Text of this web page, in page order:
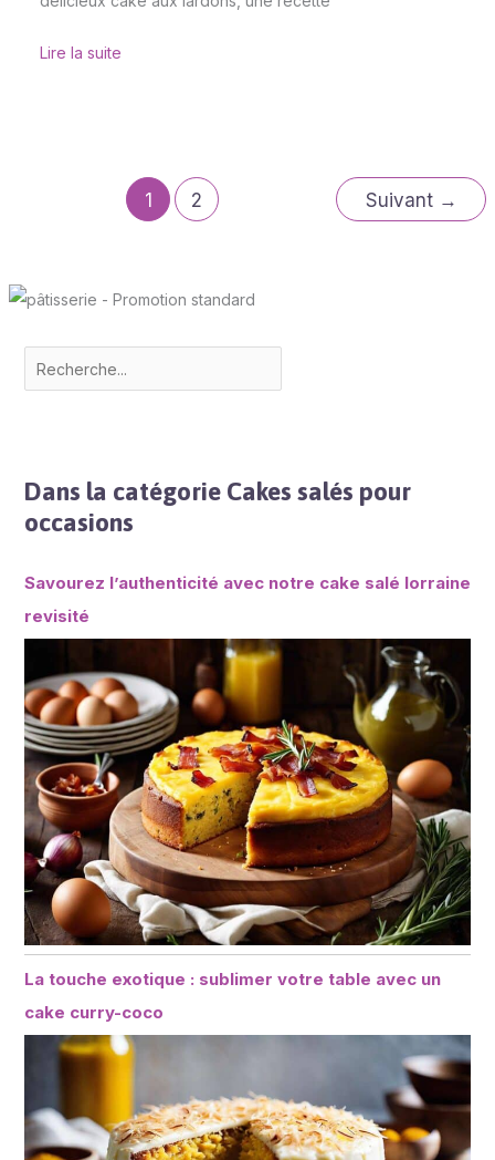
Lire la suite
1 2 Suivant →
Dans la catégorie Cakes salés pour
occasions
Savourez l’authenticité avec notre cake salé lorraine
revisité
La touche exotique : sublimer votre table avec un
cake curry-coco